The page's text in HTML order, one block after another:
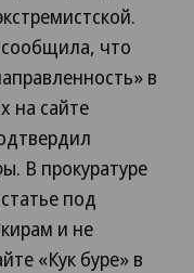
сообщила, что
в
на сайте
В прокуратуре
под
и не
«Кук буре» в